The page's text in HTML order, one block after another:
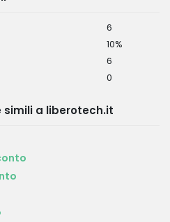
6
10%
6
0
simili a liberotech.it